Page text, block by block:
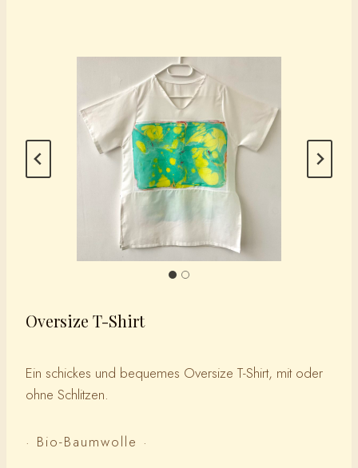
Oversize T-Shirt
Ein schickes und bequemes Oversize T-Shirt, mit oder
ohne Schlitzen.
· Bio-Baumwolle ·